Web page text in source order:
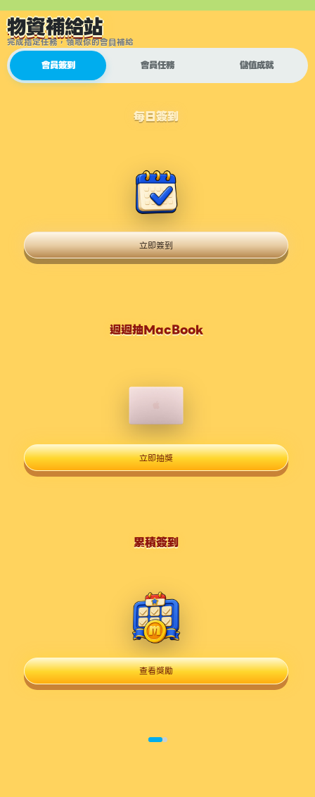
物資補給站
完成指定任務，領取你的會員補給
會員簽到 會員任務 儲值成就
每日簽到
立即簽到
週週抽MacBook
立即抽獎
累積簽到
查看獎勵